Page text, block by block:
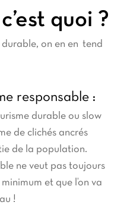
quoi ?
on en en tend
responsable :
durable ou slow
de clichés ancrés
de la population.
ne veut pas toujours
et que l’on va
!